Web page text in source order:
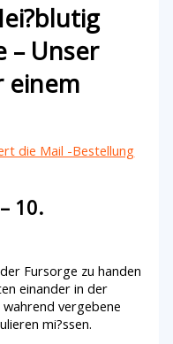
– Unser
einem
die Mail -Bestellung
10.
Fursorge zu handen
einander in der
vergebene
mi?ssen.